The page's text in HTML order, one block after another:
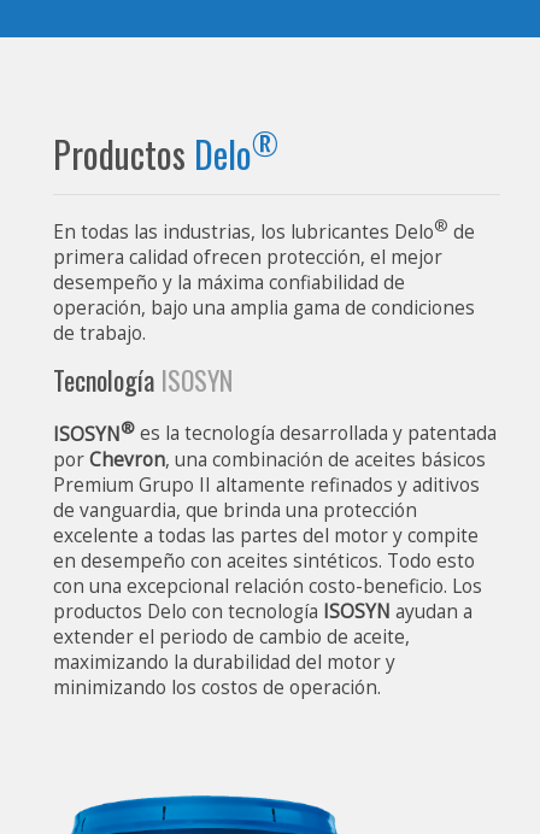
Productos Delo®
En todas las industrias, los lubricantes Delo® de
primera calidad ofrecen protección, el mejor
desempeño y la máxima confiabilidad de
operación, bajo una amplia gama de condiciones
de trabajo.
Tecnología ISOSYN
ISOSYN® es la tecnología desarrollada y patentada
porChevron, una combinación de aceites básicos
Premium Grupo II altamente refinados y aditivos
de vanguardia, que brinda una protección
excelente a todas las partes del motor y compite
en desempeño con aceites sintéticos. Todo esto
con una excepcional relación costo-beneficio. Los
productos Delo con tecnología ISOSYN ayudan a
extender el periodo de cambio de aceite,
maximizando la durabilidad del motor y
minimizando los costos de operación.